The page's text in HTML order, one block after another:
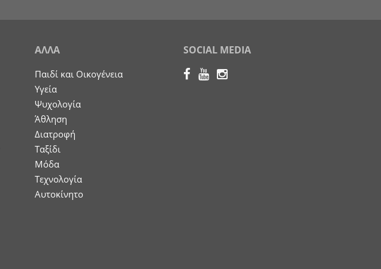
ΑΛΛΑ
Παιδί και Οικογένεια
Υγεία
Ψυχολογία
Άθληση
Διατροφή
Ταξίδι
Μόδα
Τεχνολογία
Αυτοκίνητο
SOCIAL MEDIA